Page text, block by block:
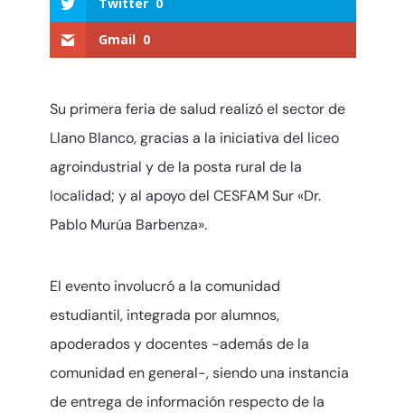
Twitter 0
Gmail 0
Su primera feria de salud realizó el sector de
Llano Blanco, gracias a la iniciativa del liceo
agroindustrial y de la posta rural de la
localidad; y al apoyo del CESFAM Sur «Dr.
Pablo Murúa Barbenza».
El evento involucró a la comunidad
estudiantil, integrada por alumnos,
apoderados y docentes -además de la
comunidad en general-, siendo una instancia
de entrega de información respecto de la